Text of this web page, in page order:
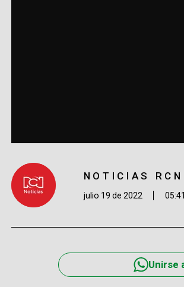
NOTICIAS RCN
julio 19 de 2022
Unirse